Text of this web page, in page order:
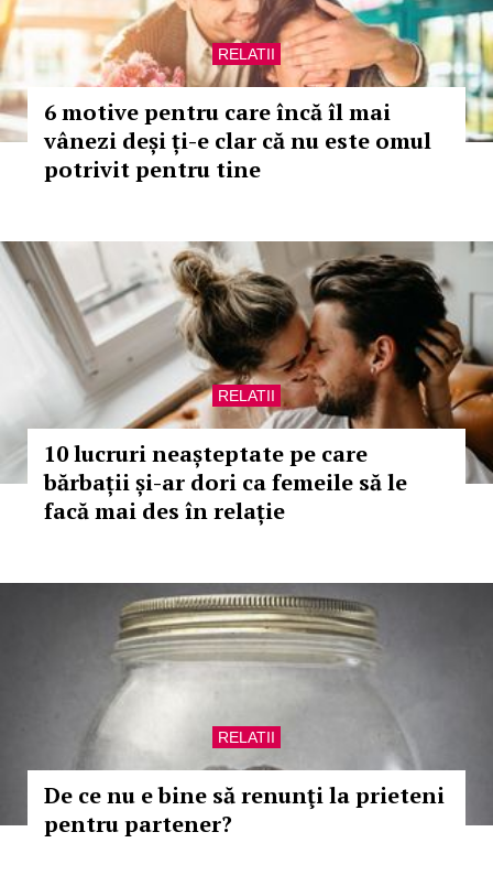
RELATII
6 motive pentru care încă îl mai
vânezi deși ți-e clar că nu este omul
potrivit pentru tine
RELATII
10 lucruri neașteptate pe care
bărbații și-ar dori ca femeile să le
facă mai des în relație
RELATII
De ce nu e bine să renunţi la prieteni
pentru partener?